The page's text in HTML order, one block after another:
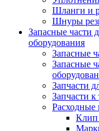
Шланги и
Шнуры
Запасные части
оборудования
Запасные
Запасные
Запчасти
Запчасти
Расходные
Клип